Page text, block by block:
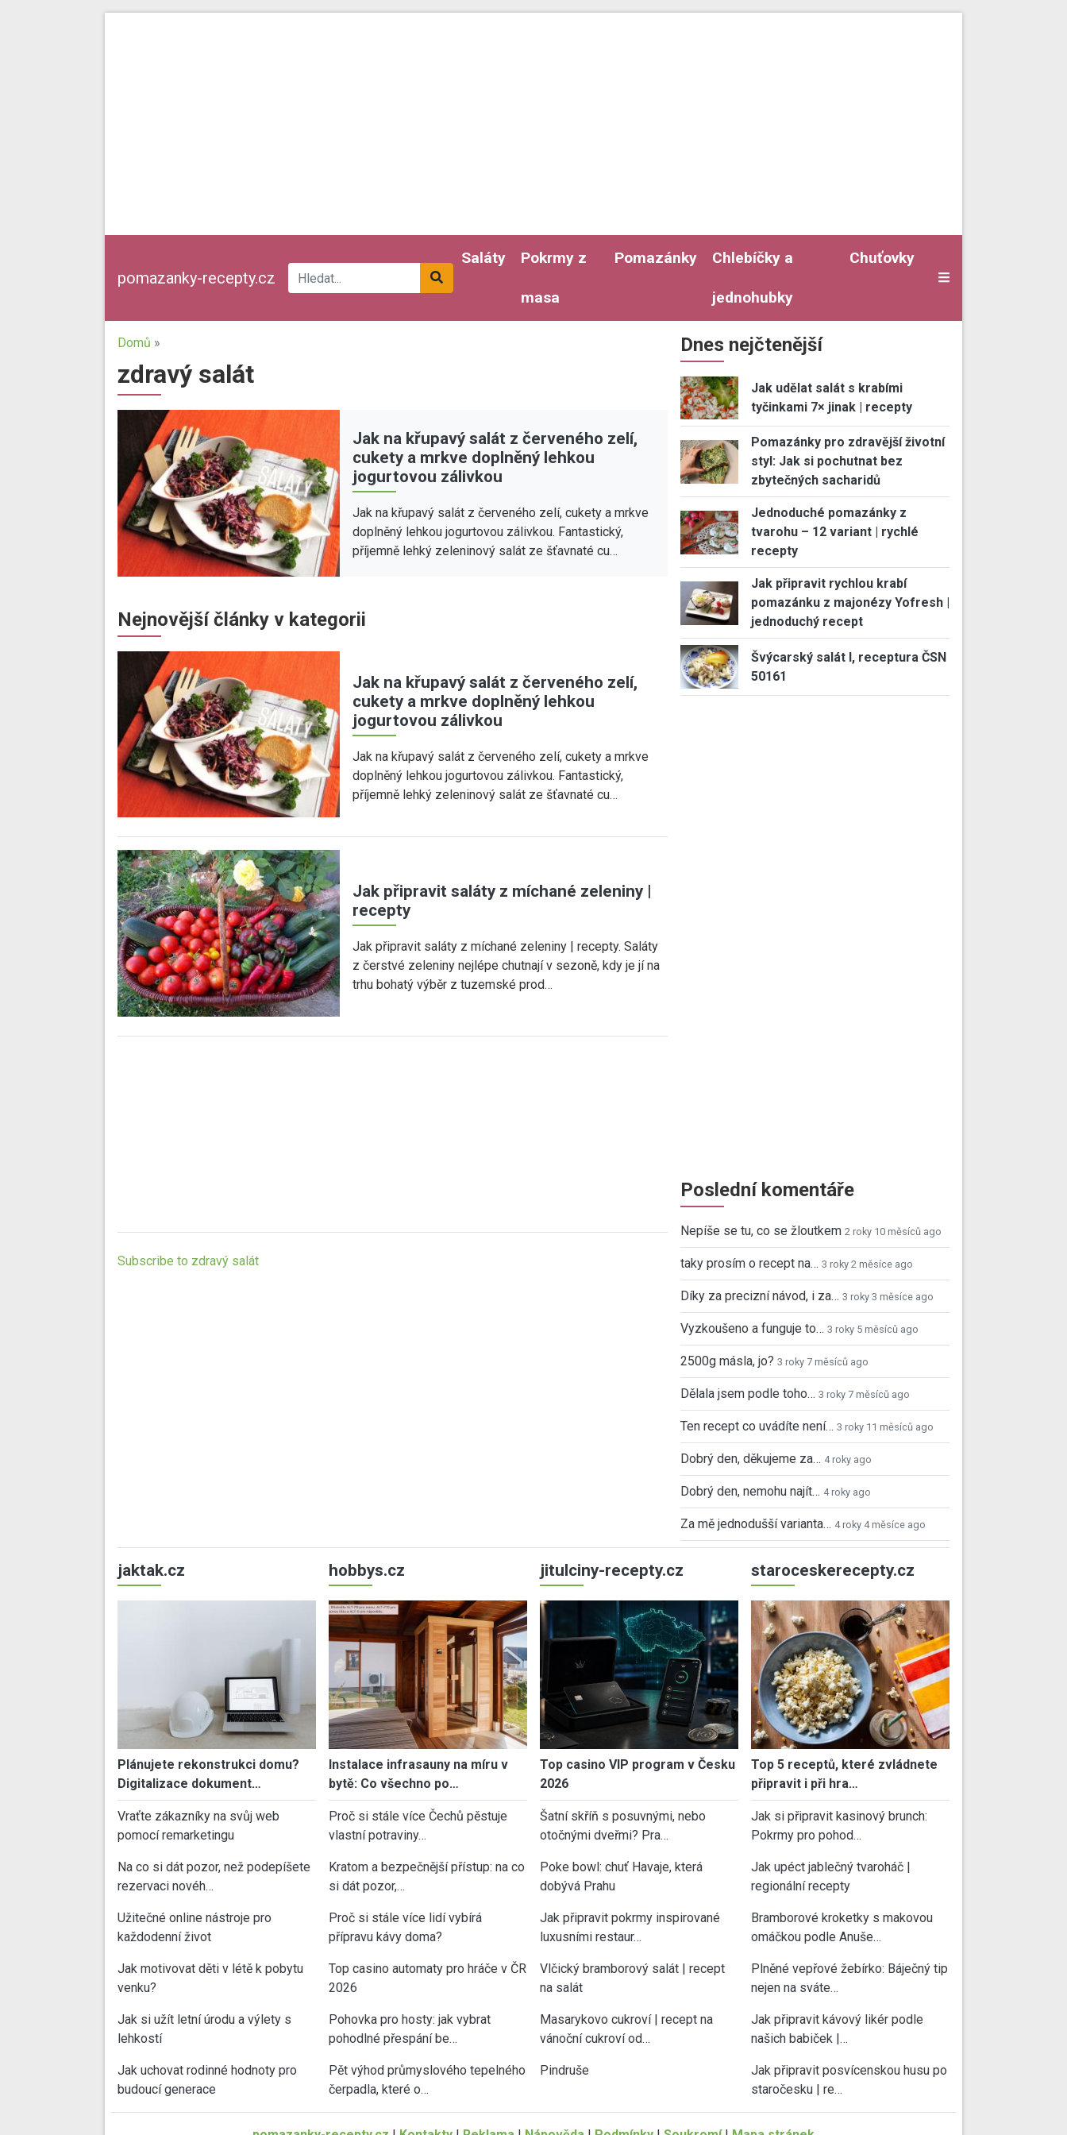
pomazanky-recepty.cz
Saláty Pokrmy z
masa
Pomazánky Chlebíčky a
jednohubky
Chuťovky
Domů »
zdravý salát
Jak na křupavý salát z červeného zelí,
cukety a mrkve doplněný lehkou
jogurtovou zálivkou
Jak na křupavý salát z červeného zelí, cukety a mrkve
doplněný lehkou jogurtovou zálivkou. Fantastický,
příjemně lehký zeleninový salát ze šťavnaté cu…
Nejnovější články v kategorii
Jak na křupavý salát z červeného zelí,
cukety a mrkve doplněný lehkou
jogurtovou zálivkou
Jak na křupavý salát z červeného zelí, cukety a mrkve
doplněný lehkou jogurtovou zálivkou. Fantastický,
příjemně lehký zeleninový salát ze šťavnaté cu…
Jak připravit saláty z míchané zeleniny |
recepty
Jak připravit saláty z míchané zeleniny | recepty. Saláty
z čerstvé zeleniny nejlépe chutnají v sezoně, kdy je jí na
trhu bohatý výběr z tuzemské prod…
Subscribe to zdravý salát
Dnes nejčtenější
Jak udělat salát s krabími
tyčinkami 7× jinak | recepty
Pomazánky pro zdravější životní
styl: Jak si pochutnat bez
zbytečných sacharidů
Jednoduché pomazánky z
tvarohu – 12 variant | rychlé
recepty
Jak připravit rychlou krabí
pomazánku z majonézy Yofresh |
jednoduchý recept
Švýcarský salát I, receptura ČSN
50161
Poslední komentáře
Nepíše se tu, co se žloutkem 2 roky 10 měsíců ago
taky prosím o recept na… 3 roky 2 měsíce ago
Díky za precizní návod, i za… 3 roky 3 měsíce ago
Vyzkoušeno a funguje to… 3 roky 5 měsíců ago
2500g másla, jo? 3 roky 7 měsíců ago
Dělala jsem podle toho… 3 roky 7 měsíců ago
Ten recept co uvádíte není… 3 roky 11 měsíců ago
Dobrý den, děkujeme za… 4 roky ago
Dobrý den, nemohu najít… 4 roky ago
Za mě jednodušší varianta… 4 roky 4 měsíce ago
jaktak.cz
Plánujete rekonstrukci domu?
Digitalizace dokument…
Vraťte zákazníky na svůj web
pomocí remarketingu
Na co si dát pozor, než podepíšete
rezervaci novéh…
Užitečné online nástroje pro
každodenní život
Jak motivovat děti v létě k pobytu
venku?
Jak si užít letní úrodu a výlety s
lehkostí
Jak uchovat rodinné hodnoty pro
budoucí generace
hobbys.cz
Instalace infrasauny na míru v
bytě: Co všechno po…
Proč si stále více Čechů pěstuje
vlastní potraviny…
Kratom a bezpečnější přístup: na co
si dát pozor,…
Proč si stále více lidí vybírá
přípravu kávy doma?
Top casino automaty pro hráče v ČR
2026
Pohovka pro hosty: jak vybrat
pohodlné přespání be…
Pět výhod průmyslového tepelného
čerpadla, které o…
jitulciny-recepty.cz
Top casino VIP program v Česku
2026
Šatní skříň s posuvnými, nebo
otočnými dveřmi? Pra…
Poke bowl: chuť Havaje, která
dobývá Prahu
Jak připravit pokrmy inspirované
luxusními restaur…
Vlčický bramborový salát | recept
na salát
Masarykovo cukroví | recept na
vánoční cukroví od…
Pindruše
staroceskerecepty.cz
Top 5 receptů, které zvládnete
připravit i při hra…
Jak si připravit kasinový brunch:
Pokrmy pro pohod…
Jak upéct jablečný tvaroháč |
regionální recepty
Bramborové kroketky s makovou
omáčkou podle Anuše…
Plněné vepřové žebírko: Báječný tip
nejen na sváte…
Jak připravit kávový likér podle
našich babiček |…
Jak připravit posvícenskou husu po
staročesku | re…